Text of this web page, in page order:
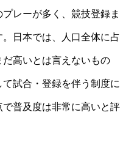
レーが多く、競技登録ま
日本では、人口全体に占
高いとは言えないもの
試合・登録を伴う制度に
普及度は非常に高いと評